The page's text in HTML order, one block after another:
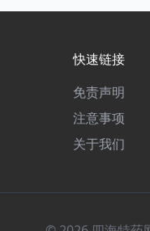
快速链接
免责声明
注意事项
关于我们